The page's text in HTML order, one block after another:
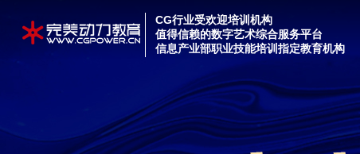
CG行业受欢迎培训机构
值得信赖的数字艺术综合服务平台
信息产业部职业技能培训指定教育机构